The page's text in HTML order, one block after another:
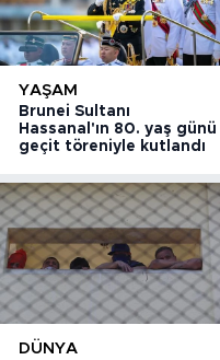
YAŞAM
Brunei Sultanı
Hassanal'ın 80. yaş günü
geçit töreniyle kutlandı
DÜNYA